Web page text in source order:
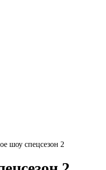
шоу спецсезон 2